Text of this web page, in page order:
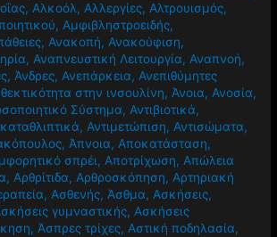
,Αλκοόλ,Αλλεργίες,Αλτρουισμός,
,Αμφιβληστροειδής,
,Ανακοπή,Ανακούφιση,
,Αναπνευστική Λειτουργία,Αναπνοή,
,Άνδρες,Ανεπάρκεια,Ανεπιθύμητες
στην ινσουλίνη,Άνοια,Ανοσία,
Σύστημα,Αντιβιοτικά,
,Αντιμετώπιση,Αντισώματα,
,Άπνοια,Αποκατάσταση,
σπρέι,Αποτρίχωση,Απώλεια
,Αρθρίτιδα,Αρθροσκόπηση,Αρτηριακή
,Ασθενής,Άσθμα,Ασκήσεις,
γυμναστικής,Ασκήσεις
,Άσπρες τρίχες,Αστική ποδηλασία,